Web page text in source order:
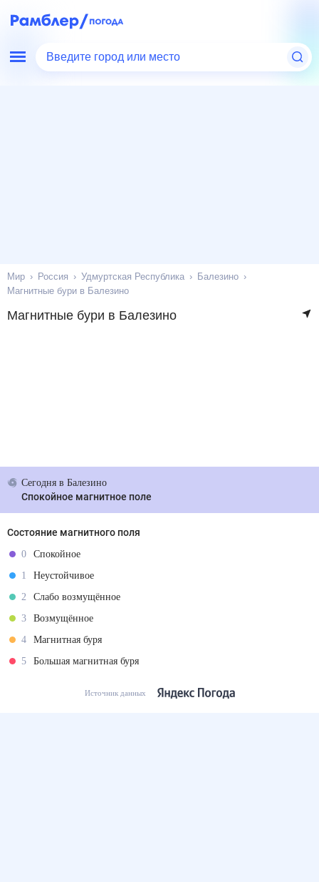
Введите город или место
Мир Россия Удмуртская Республика
Балезино
Магнитные бури в Балезино
Магнитные бури в Балезино
Сегодняв Балезино
Спокойное магнитное поле
Состояние магнитного поля
0
Спокойное
1
Неустойчивое
2
Слабо возмущённое
3
Возмущённое
4
Магнитная буря
5
Большая магнитная буря
Источник данных